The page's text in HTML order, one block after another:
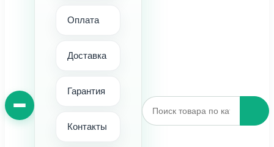
Оплата
Доставка
Гарантия
Контакты